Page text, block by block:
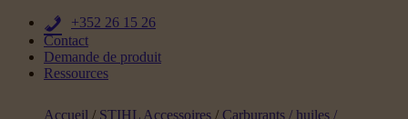
+352 26 15 26
Contact
Demande de produit
Ressources
Accueil / STIHL Accessoires / Carburants / huiles /